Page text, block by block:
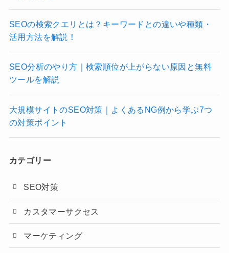
SEOの検索クエリとは？キーワードとの違いや種類・
活用方法を解説！
SEO分析のやり方｜検索順位が上がらない原因と無料
ツールを解説
大規模サイトのSEO対策｜よくあるNG例から学ぶ7つ
の対策ポイント
カテゴリー
SEO対策
カスタマーサクセス
マーケティング